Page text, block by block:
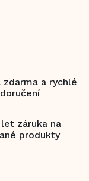
zdarma a rychlé
doručení
záruka na
produkty